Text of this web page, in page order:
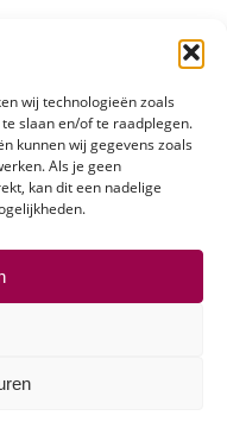
wij technologieën zoals
slaan en/of te raadplegen.
kunnen wij gegevens zoals
Als je geen
kan dit een nadelige